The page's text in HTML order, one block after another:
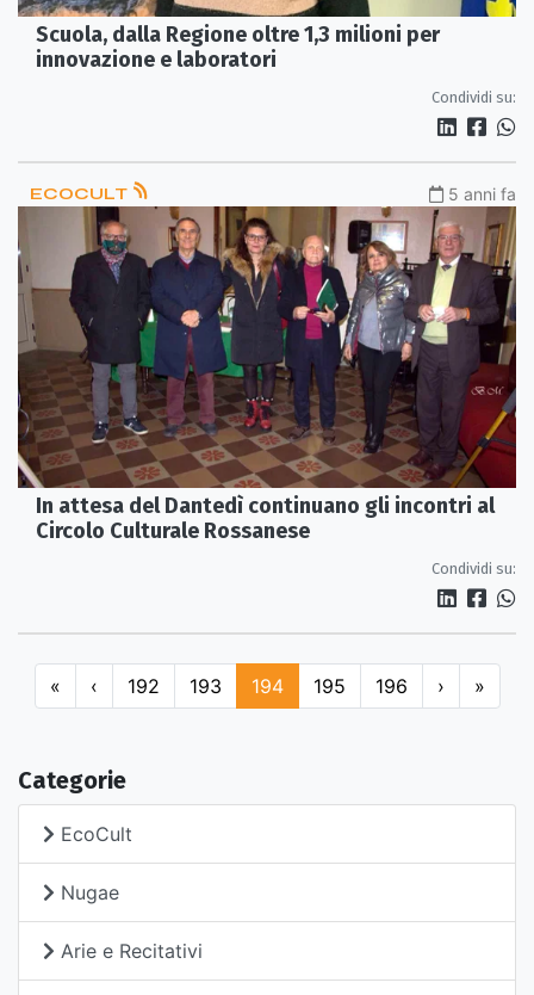
Scuola, dalla Regione oltre 1,3 milioni per
innovazione e laboratori
Condividi su:
ECOCULT 5 anni fa
In attesa del Dantedì continuano gli incontri al
Circolo Culturale Rossanese
Condividi su:
« ‹ 192 193 194 195 196 › »
Categorie
EcoCult
Nugae
Arie e Recitativi